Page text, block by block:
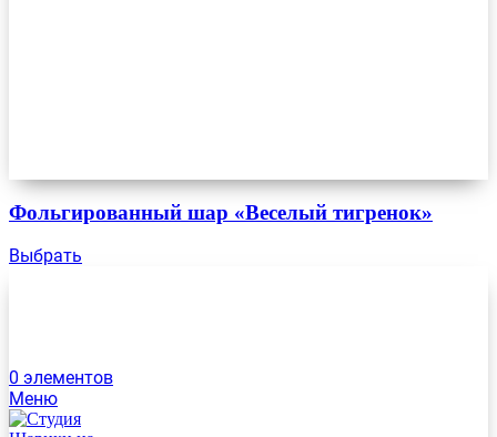
0 элементов
Меню
Фольгированный шар «Веселый тигренок»
Выбрать